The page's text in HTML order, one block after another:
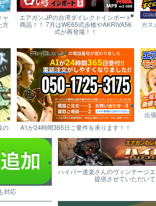
ャ
方
エアガン.JPの台湾ダイレクトインポート
商品！！ 7月はWE65式歩槍やAKRIVA56
式が再登場！！
ガス
の
A1が24時間365日ご要件を承ります！！
出
対応
ハイパー道楽さんのヴィンテージ
提供させていただいて